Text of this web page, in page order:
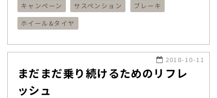
キャンペーン
サスペンション
ブレーキ
ホイール&タイヤ
まだまだ乗り続けるためのリフレ
ッシュ
2018-10-11